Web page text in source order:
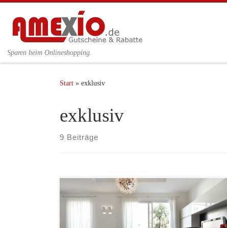
Zum Inhalt springen
Sparen beim Onlineshopping.
Start » exklusiv
exklusiv
9 Beiträge
BelMoba bietet exklusive Wohnmöbel angefangen von
der schnittigen Ledercouch, über extravagante Hocker
bis hin zur passendender Wohnwand. Ihr ganz